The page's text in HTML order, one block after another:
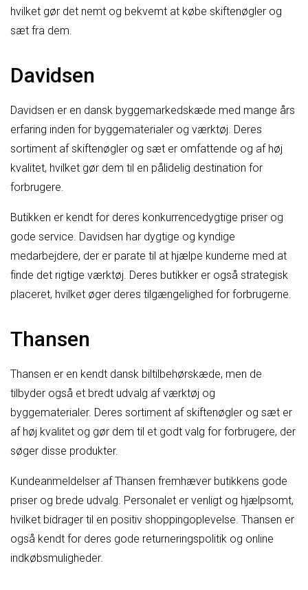
hvilket gør det nemt og bekvemt at købe skiftenøgler og
sæt fra dem.
Davidsen
Davidsen er en dansk byggemarkedskæde med mange års
erfaring inden for byggematerialer og værktøj. Deres
sortiment af skiftenøgler og sæt er omfattende og af høj
kvalitet, hvilket gør dem til en pålidelig destination for
forbrugere.
Butikken er kendt for deres konkurrencedygtige priser og
gode service. Davidsen har dygtige og kyndige
medarbejdere, der er parate til at hjælpe kunderne med at
finde det rigtige værktøj. Deres butikker er også strategisk
placeret, hvilket øger deres tilgængelighed for forbrugerne.
Thansen
Thansen er en kendt dansk biltilbehørskæde, men de
tilbyder også et bredt udvalg af værktøj og
byggematerialer. Deres sortiment af skiftenøgler og sæt er
af høj kvalitet og gør dem til et godt valg for forbrugere, der
søger disse produkter.
Kundeanmeldelser af Thansen fremhæver butikkens gode
priser og brede udvalg. Personalet er venligt og hjælpsomt,
hvilket bidrager til en positiv shoppingoplevelse. Thansen er
også kendt for deres gode returneringspolitik og online
indkøbsmuligheder.